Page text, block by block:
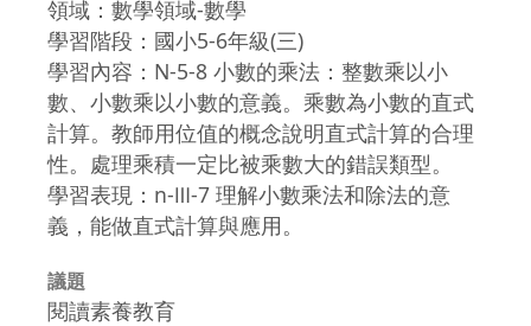
領域：數學領域-數學
學習階段：國小5-6年級(三)
學習內容：N-5-8 小數的乘法：整數乘以小
數、小數乘以小數的意義。乘數為小數的直式
計算。教師用位值的概念說明直式計算的合理
性。處理乘積一定比被乘數大的錯誤類型。
學習表現：n-Ⅲ-7 理解小數乘法和除法的意
義，能做直式計算與應用。
議題
閱讀素養教育